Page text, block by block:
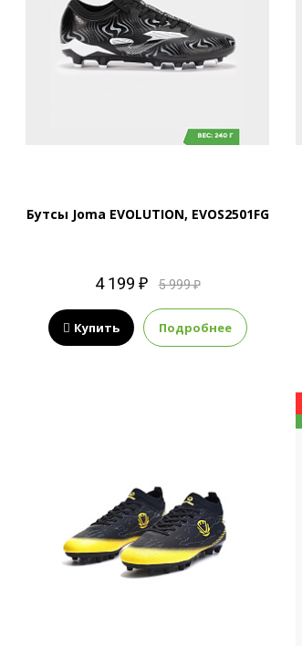
Бутсы Joma EVOLUTION, EVOS2501FG
4 199 ₽ 5 999 ₽
Купить Подробнее